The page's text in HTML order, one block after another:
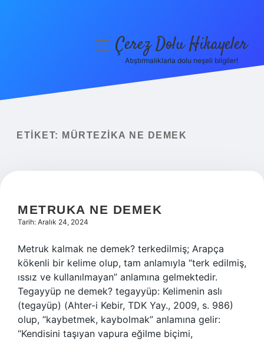
Yasal Uyarı
menüyüÇerez Dolu Hikayeler
Atıştırmalıklarla dolu neşeli bilgiler!
ETIKET: MÜRTEZIKA NE DEMEK
METRUKA NE DEMEK
Tarih: Aralık 24, 2024
Metruk kalmak ne demek? terkedilmiş; Arapça
kökenli bir kelime olup, tam anlamıyla “terk edilmiş,
ıssız ve kullanılmayan” anlamına gelmektedir.
Tegayyüp ne demek? tegayyüp: Kelimenin aslı
(tegayüp) (Ahter-i Kebir, TDK Yay., 2009, s. 986)
olup, “kaybetmek, kaybolmak” anlamına gelir:
“Kendisini taşıyan vapura eğilme biçimi,